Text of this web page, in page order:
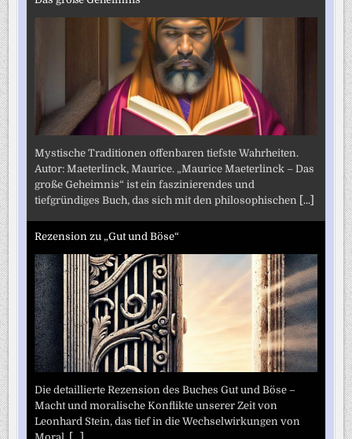
Mystische Traditionen offenbaren tiefste Wahrheiten.
Autor: Maeterlinck, Maurice. „Maurice Maeterlinck – Das
große Geheimnis“ ist ein faszinierendes und
tiefgründiges Buch, das sich mit den philosophischen [...]
Rezension zu „Gut und Böse“
Die detaillierte Rezension des Buches Gut und Böse –
Macht und moralische Konflikte unserer Zeit von
Leonhard Stein, das tief in die Wechselwirkungen von